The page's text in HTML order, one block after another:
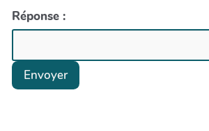
Réponse :
Envoyer